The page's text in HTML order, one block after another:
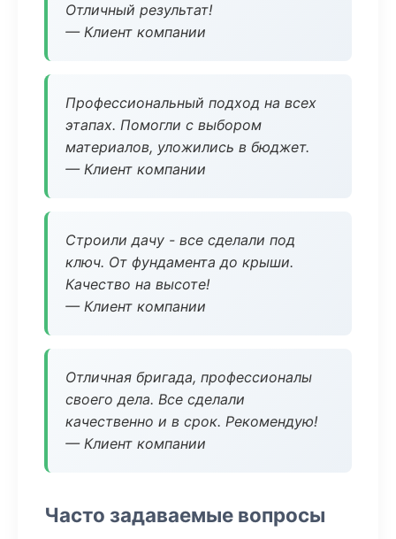
Отличный результат!
— Клиент компании
Профессиональный подход на всех
этапах. Помогли с выбором
материалов, уложились в бюджет.
— Клиент компании
Строили дачу - все сделали под
ключ. От фундамента до крыши.
Качество на высоте!
— Клиент компании
Отличная бригада, профессионалы
своего дела. Все сделали
качественно и в срок. Рекомендую!
— Клиент компании
Часто задаваемые вопросы